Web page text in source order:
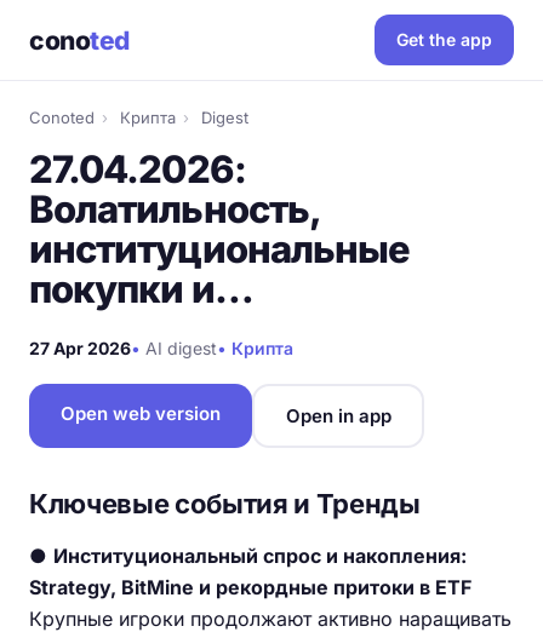
conoted Get the app
Conoted › Крипта › Digest
27.04.2026:
Волатильность,
институциональные
покупки и…
27 Apr 2026• AI digest• Крипта
Open web version Open in app
Ключевые события и Тренды
● Институциональный спрос и накопления:
Strategy, BitMine и рекордные притоки в ETF
Крупные игроки продолжают активно наращивать